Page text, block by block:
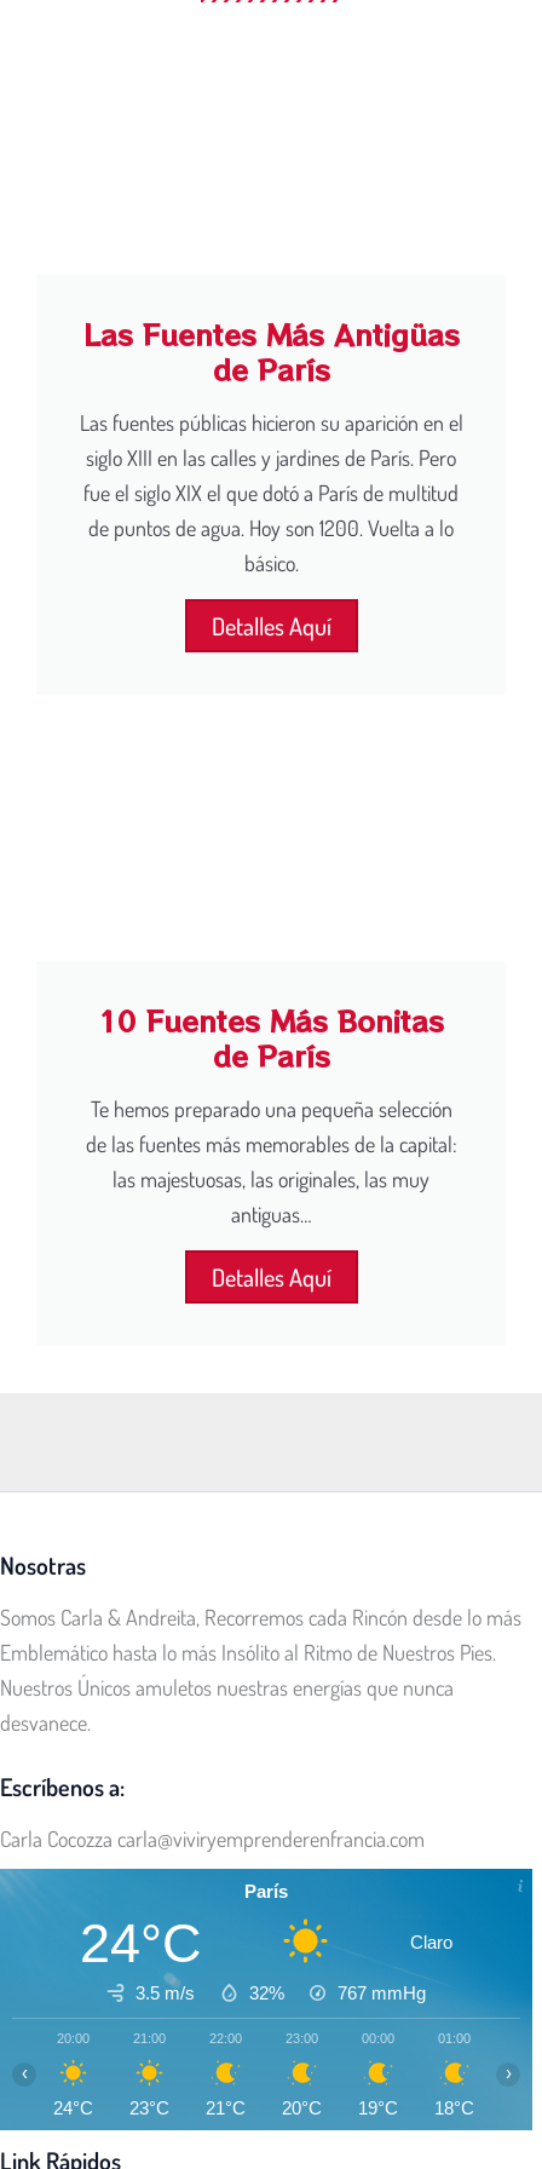
Las Fuentes Más Antigüas
de París
Las fuentes públicas hicieron su aparición en el
siglo XIII en las calles y jardines de París. Pero
fue el siglo XIX el que dotó a París de multitud
de puntos de agua. Hoy son 1200. Vuelta a lo
básico.
Detalles Aquí
10 Fuentes Más Bonitas
de París
Te hemos preparado una pequeña selección
de las fuentes más memorables de la capital:
las majestuosas, las originales, las muy
antiguas…
Detalles Aquí
Nosotras
Somos Carla & Andreita, Recorremos cada Rincón desde lo más
Emblemático hasta lo más Insólito al Ritmo de Nuestros Pies.
Nuestros Únicos amuletos nuestras energías que nunca
desvanece.
Escríbenos a:
Carla Cocozza carla@viviryemprenderenfrancia.com
París
24°C Claro
3.5 m/s 32% 767 mmHg
20:00
24°C
21:00
23°C
22:00
21°C
23:00
20°C
00:00
19°C
01:00
18°C
‹ ›
Link Rápidos